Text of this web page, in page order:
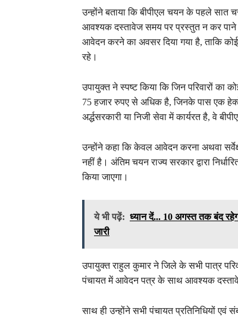
उन्होंने बताया कि बीपीएल चयन के पहले सात
आवश्यक दस्तावेज समय पर प्रस्तुत न कर पाने
आवेदन करने का अवसर दिया गया है, ताकि
रहे।
उपायुक्त ने स्पष्ट किया कि जिन परिवारों का
75 हजार रुपए से अधिक है, जिनके पास एक
अर्द्धसरकारी या निजी सेवा में कार्यरत है, वे
उन्होंने कहा कि केवल आवेदन करना अथवा
नहीं है। अंतिम चयन राज्य सरकार द्वारा
किया जाएगा।
ये भी पढ़ें: ध्यान दें... 10 अगस्त तक बंद
जारी
उपायुक्त राहुल कुमार ने जिले के सभी पात्र
पंचायत में आवेदन पत्र के साथ आवश्यक
साथ ही उन्होंने सभी पंचायत प्रतिनिधियों एवं